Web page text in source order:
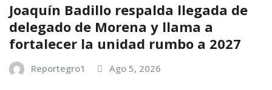
Joaquín Badillo respalda llegada de
delegado de Morena y llama a
fortalecer la unidad rumbo a 2027
Reportegro1 Ago 5, 2026